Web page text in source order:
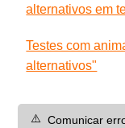
alternativos em
Testes com
alternativos"
⚠️ Comunicar